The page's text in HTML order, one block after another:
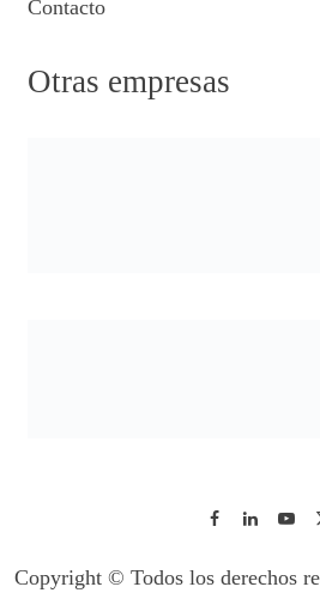
Contacto
Otras empresas
Copyright © Todos los derechos